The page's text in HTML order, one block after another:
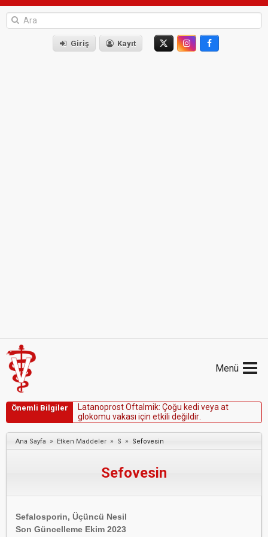
Giriş Kayıt
Menü
Önemli Bilgiler LatanoprostOfta mik: Çoğu kedi veya at
g okomu vakası için etki i deği dir
Ana Sayfa » Etken Maddeler » S » Sefovesin
Sefovesin
Sefalosporin, Üçüncü Nesil​
Son Güncelleme Ekim 2023